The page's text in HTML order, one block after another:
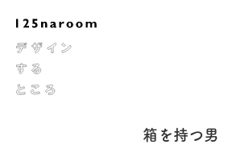
箱を持つ男